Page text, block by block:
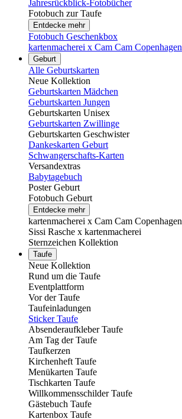
Jahresrückblick-Fotobücher
Fotobuch zur Taufe
Entdecke mehr
Fotobuch Geschenkbox
kartenmacherei x Cam Cam Copenhagen
Geburt
Alle Geburtskarten
Neue Kollektion
Geburtskarten Mädchen
Geburtskarten Jungen
Geburtskarten Unisex
Geburtskarten Zwillinge
Geburtskarten Geschwister
Dankeskarten Geburt
Schwangerschafts-Karten
Versandextras
Babytagebuch
Poster Geburt
Fotobuch Geburt
Entdecke mehr
kartenmacherei x Cam Cam Copenhagen
Sissi Rasche x kartenmacherei
Sternzeichen Kollektion
Taufe
Neue Kollektion
Rund um die Taufe
Eventplattform
Vor der Taufe
Taufeinladungen
Sticker Taufe
Absenderaufkleber Taufe
Am Tag der Taufe
Taufkerzen
Kirchenheft Taufe
Menükarten Taufe
Tischkarten Taufe
Willkommensschilder Taufe
Gästebuch Taufe
Kartenbox Taufe